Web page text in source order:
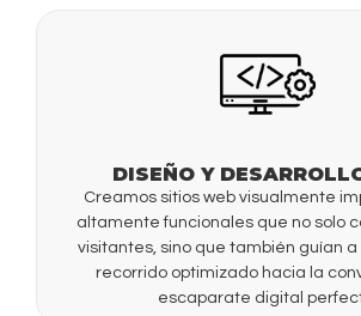
DISEÑO Y
Creamos sitios web visualmente
altamente funcionales que no solo
visitantes, sino que también guían
recorrido optimizado hacia la
escaparate digital